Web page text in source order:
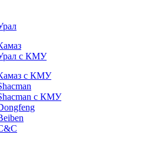
с КМУ
с КМУ
с КМУ